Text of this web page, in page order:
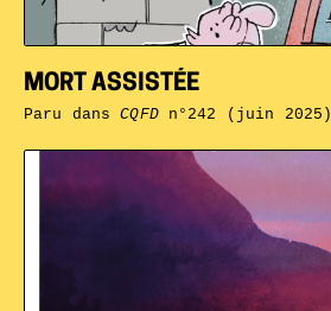
MORT ASSISTÉE
Paru dansCQFDn°242 (juin 2025)